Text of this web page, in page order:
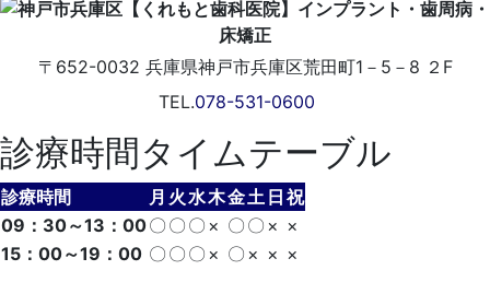
〒652-0032 兵庫県神戸市兵庫区荒田町1－5－8 ２F
TEL.078-531-0600
診療時間タイムテーブル
診療時間 月 火 水木金土 日 祝
09：30～13：00〇 〇 〇 × 〇 〇 × ×
15：00～19：00 〇 〇 〇 × 〇 × × ×